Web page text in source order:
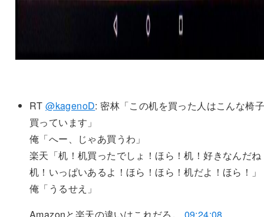
RT@kagenoD: 密林「この机を買った人はこんな椅
買っています」
俺「へー、じゃあ買うわ」
楽天「机！机買ったでしょ！ほら！机！好きなんだね
机！いっぱいあるよ！ほら！ほら！机だよ！ほら！」
俺「うるせえ」
Amazonと楽天の違いはこれだろ。 09:24:08